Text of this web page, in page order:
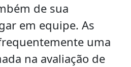
de sua
em equipe. As
uma
na avaliação de